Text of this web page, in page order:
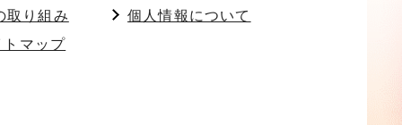
取り組み
個人情報について
トマップ